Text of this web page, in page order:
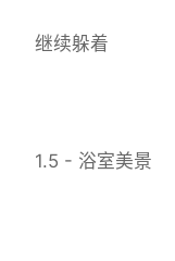
继续躲着
1.5 - 浴室美景